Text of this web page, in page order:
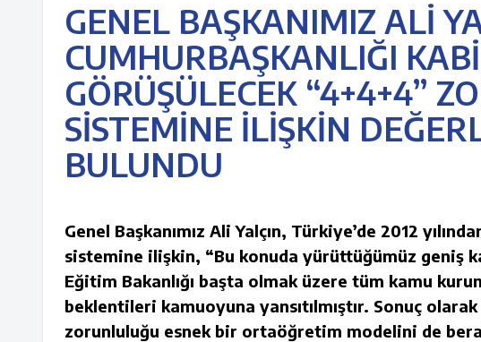
GENEL BAŞKANIMIZ ALİ
CUMHURBAŞKANLIĞI
GÖRÜŞÜLECEK “4+4+4”
SİSTEMİNE İLİŞKİN
BULUNDU
Genel Başkanımız Ali Yalçın, Türkiye’de 2012
sistemine ilişkin, “Bu konuda yürüttüğümüz geniş
Eğitim Bakanlığı başta olmak üzere tüm kamu
beklentileri kamuoyuna yansıtılmıştır. Sonuç
zorunluluğu esnek bir ortaöğretim modelini de